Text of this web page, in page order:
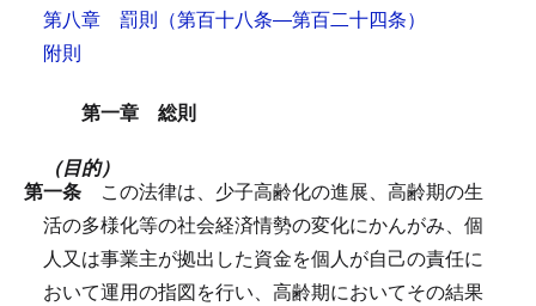
第八章 罰則 （第百十八条―第百二十四条）
附則
第一章 総則
（目的）
第一条 この法律は、少子高齢化の進展、高齢期の生
活の多様化等の社会経済情勢の変化にかんがみ、個
人又は事業主が拠出した資金を個人が自己の責任に
おいて運用の指図を行い、高齢期においてその結果